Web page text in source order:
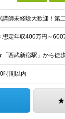
時間以内